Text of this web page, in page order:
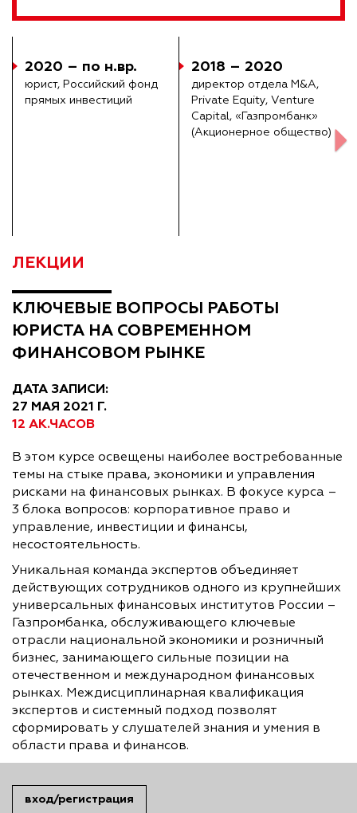
2020 – по н.вр.
юрист, Российский фонд
прямых инвестиций
2018 – 2020
директор отдела M&A,
Private Equity, Venture
Capital, «Газпромбанк»
(Акционерное общество)
ЛЕКЦИИ
КЛЮЧЕВЫЕ ВОПРОСЫ РАБОТЫ
ЮРИСТА НА СОВРЕМЕННОМ
ФИНАНСОВОМ РЫНКЕ
ДАТА ЗАПИСИ:
27 МАЯ 2021 Г.
12 АК.ЧАСОВ
В этом курсе освещены наиболее востребованные
темы на стыке права, экономики и управления
рисками на финансовых рынках. В фокусе курса –
3 блока вопросов: корпоративное право и
управление, инвестиции и финансы,
несостоятельность.
Уникальная команда экспертов объединяет
действующих сотрудников одного из крупнейших
универсальных финансовых институтов России –
Газпромбанка, обслуживающего ключевые
отрасли национальной экономики и розничный
бизнес, занимающего сильные позиции на
отечественном и международном финансовых
рынках. Междисциплинарная квалификация
экспертов и системный подход позволят
сформировать у слушателей знания и умения в
области права и финансов.
вход/регистрация